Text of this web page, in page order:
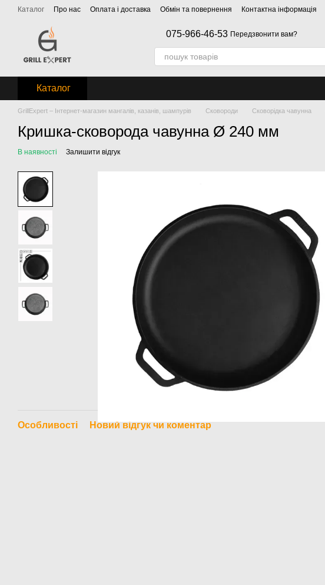
Перейти до основного контенту
Каталог Про нас Оплата і доставка Обмін та повернення Контактна інформація
075-966-46-53 Передзвонити вам?
Каталог
GrillExpert – Інтернет-магазин мангалів, казанів, шампурів Сковороди Сковорідка чавунна
Кришка-сковорода чавунна Ø 240 мм
В наявності Залишити відгук
Особливості Новий відгук чи коментар